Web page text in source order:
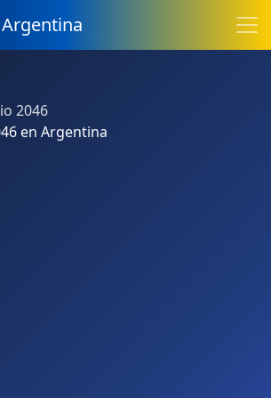
2046
en Argentina